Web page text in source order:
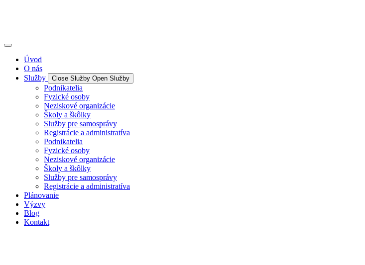
Úvod
O nás
Služby
Close Služby Open Služby
Podnikatelia
Fyzické osoby
Neziskové organizácie
Školy a škôlky
Služby pre samosprávy
Registrácie a administratíva
Podnikatelia
Fyzické osoby
Neziskové organizácie
Školy a škôlky
Služby pre samosprávy
Registrácie a administratíva
Plánovanie
Výzvy
Blog
Kontakt